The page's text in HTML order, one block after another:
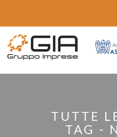
TUTTE
TAG -